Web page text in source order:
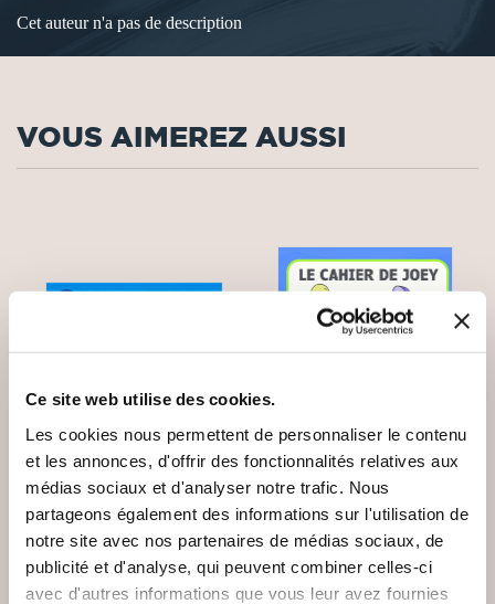
Ce site web utilise des cookies.
Les cookies nous permettent de personnaliser le contenu
et les annonces, d'offrir des fonctionnalités relatives aux
médias sociaux et d'analyser notre trafic. Nous
partageons également des informations sur l'utilisation de
notre site avec nos partenaires de médias sociaux, de
publicité et d'analyse, qui peuvent combiner celles-ci
avec d'autres informations que vous leur avez fournies
Cet auteur n'a pas de description
VOUS AIMEREZ AUSSI
(0 avis)
Mathilde ZERBINI-KOPP
(0 avis)